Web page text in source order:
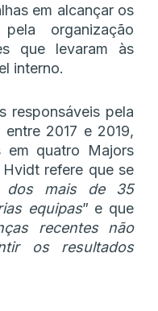
em alcançar os
organização
que levaram às
interno.
responsáveis pela
2017 e 2019,
em quatro Majors
refere que se
dos mais de 35
equipas” e que
recentes não
os resultados